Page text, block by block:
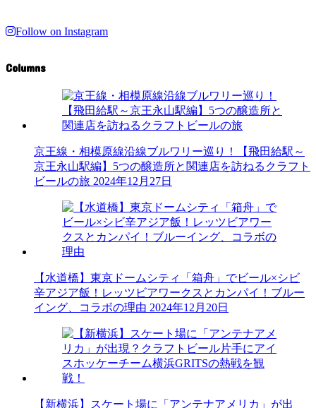
Follow on Instagram
Columns
京王線・相模原線沿線ブルワリー巡り！【飛田給駅～
京王永山駅編】5つの醸造所と関連店を訪ねるクラフト
ビールの旅 2024年12月27日
【水道橋】東京ドームシティ「箱舟」でビール×シビ
辛アジア飯！レッツビアワークスとカンパイ！ブルー
イング、コラボの理由 2024年12月20日
【新横浜】スケート場に「アンテナアメリカ」が出